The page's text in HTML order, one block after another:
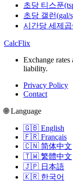
초당 티스푼
초당 갤런
시간당 세제
CalcFlix
Exchange
liability.
Privacy Policy
Contact
🌐 Language
🇬🇧 English
🇫🇷 Français
🇨🇳 简体中文
🇹🇼 繁體中文
🇯🇵 日本語
🇰🇷 한국어